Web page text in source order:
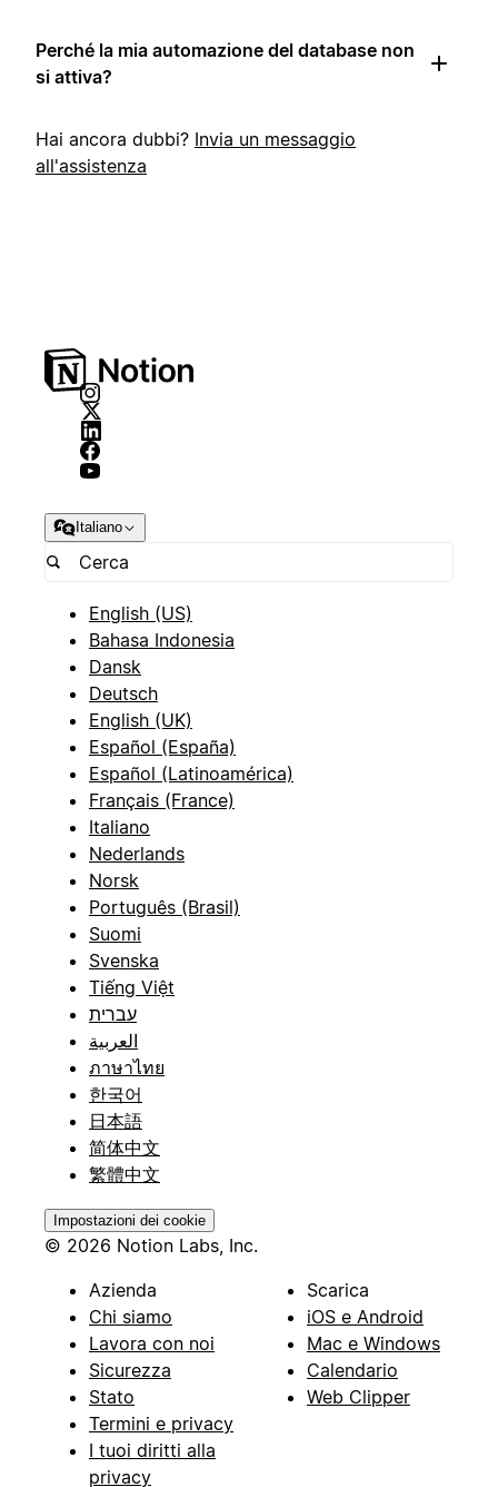
Perché la mia automazione del database non
si attiva?
Hai ancora dubbi? Invia un messaggio
all'assistenza
Italiano
English (US)
Bahasa Indonesia
Dansk
Deutsch
English (UK)
Español (España)
Español (Latinoamérica)
Français (France)
Italiano
Nederlands
Norsk
Português (Brasil)
Suomi
Svenska
Tiếng Việt
עברית
العربية
ภาษาไทย
한국어
日本語
简体中文
繁體中文
Impostazioni dei cookie
© 2026 Notion Labs, Inc.
Azienda
Chi siamo
Lavora con noi
Sicurezza
Stato
Termini e privacy
I tuoi diritti alla
privacy
Scarica
iOS e Android
Mac e Windows
Calendario
Web Clipper